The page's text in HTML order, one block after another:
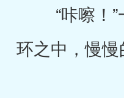
“咔嚓！”
环之中，慢慢